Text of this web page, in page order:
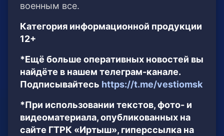
военным все.
Категория информационной продукции
12+
*Ещё больше оперативных новостей вы
найдёте в нашем телеграм-канале.
Подписывайтесь https://t.me/vestiomsk
*При использовании текстов, фото- и
видеоматериала, опубликованных на
сайте ГТРК «Иртыш», гиперссылка на